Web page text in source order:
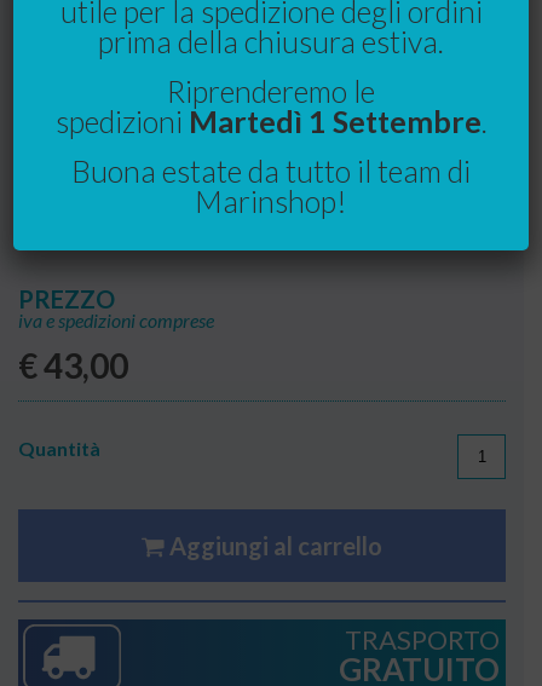
PREZZO
iva e spedizioni comprese
€43,00
Quantità
Aggiungi al carrello
TRASPORTO
GRATUITO
utile per la spedizione degli ordini
prima della chiusura estiva.
Riprenderemo le
spedizioni Martedì 1 Settembre.
Buona estate da tutto il team di
Marinshop!